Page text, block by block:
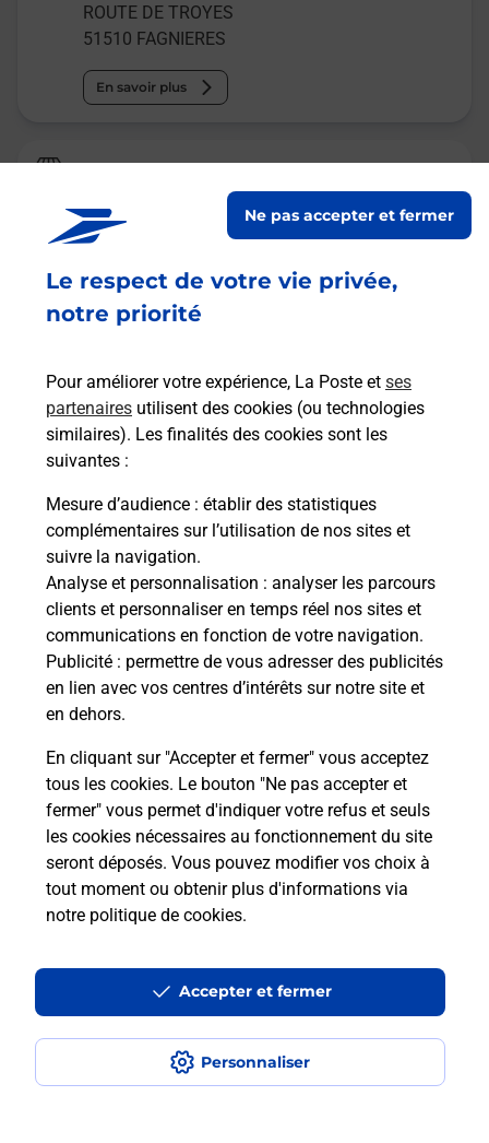
Le respect de votre vie privée,
notre priorité
Pour améliorer votre expérience, La Poste et ses
partenaires utilisent des cookies (ou technologies
similaires). Les finalités des cookies sont les
suivantes :
Mesure d’audience : établir des statistiques
complémentaires sur l’utilisation de nos sites et
suivre la navigation.
Analyse et personnalisation : analyser les parcours
clients et personnaliser en temps réel nos sites et
communications en fonction de votre navigation.
Publicité : permettre de vous adresser des publicités
en lien avec vos centres d’intérêts sur notre site et
en dehors.
En cliquant sur "Accepter et fermer" vous acceptez
tous les cookies. Le bouton "Ne pas accepter et
fermer" vous permet d'indiquer votre refus et seuls
les cookies nécessaires au fonctionnement du site
seront déposés. Vous pouvez modifier vos choix à
tout moment ou obtenir plus d'informations via
notre politique de cookies.
Personnaliser
Ne pas accepter et fermer
Accepter et fermer
ROUTE DE TROYES
51510 FAGNIERES
En savoir plus
Relais Pickup
LOCATION DRIVE FAGNIERES
ferme bientôt à 12h00
ROUTE D EPERNAY
51510 FAGNIERES
Malin !
La Poste
en ligne
Ouvert 24h/24
En savoir plus
CHALONS EN CHAMPAGNE
CONSIGNE PICKUP ESSO CHALONNAISE
Accessibilité : partiellement conforme
Conditions contractuelles
Mentions légales